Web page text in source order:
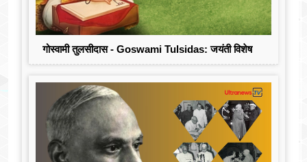
गोस्वामी तुलसीदास - Goswami Tulsidas: जयंती विशेष